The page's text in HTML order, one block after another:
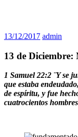
13/12/2017 admin
13 de Diciembre:
1 Samuel 22:2 ¨Y se
que estaba
de espíritu, y fue
cuatrocientos